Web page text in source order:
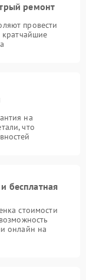
ремонт
провести
кратчайшие
на
что
бесплатная
стоимости
онлайн на